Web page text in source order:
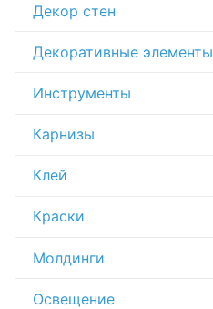
Декор стен
Декоративные элементы
Инструменты
Карнизы
Клей
Краски
Молдинги
Освещение